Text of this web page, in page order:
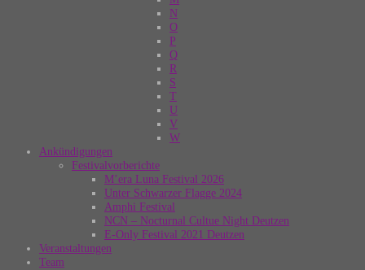
N
O
P
Q
R
S
T
U
V
W
Ankündigungen
Festivalvorberichte
M’era Luna Festival 2026
Unter Schwarzer Flagge 2024
Amphi Festival
NCN – Nocturnal Cultue Night Deutzen
E-Only Festival 2021 Deutzen
Veranstaltungen
Team